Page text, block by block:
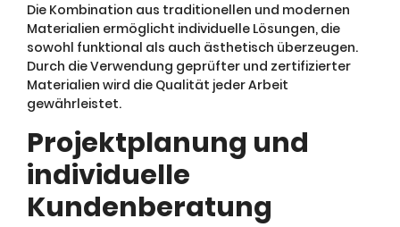
Die Kombination aus traditionellen und modernen
Materialien ermöglicht individuelle Lösungen, die
sowohl funktional als auch ästhetisch überzeugen.
Durch die Verwendung geprüfter und zertifizierter
Materialien wird die Qualität jeder Arbeit
gewährleistet.
Projektplanung und
individuelle
Kundenberatung